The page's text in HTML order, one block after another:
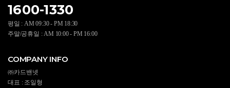
1600-1330
평일 : AM 09:30 - PM 18:30
주말/공휴일 : AM 10:00 - PM 16:00
COMPANY INFO
㈜카드밴넷
대표 : 조일형